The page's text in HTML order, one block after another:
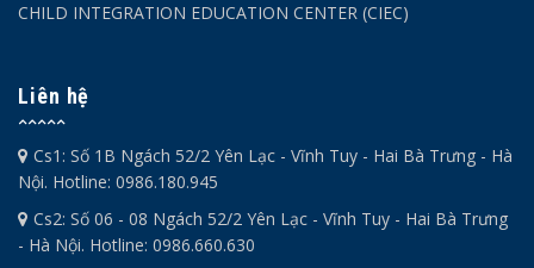
CHILD INTEGRATION EDUCATION CENTER (CIEC)
Liên hệ
Cs1: Số 1B Ngách 52/2 Yên Lạc - Vĩnh Tuy - Hai Bà Trưng - Hà
Nội. Hotline: 0986.180.945
Cs2: Số 06 - 08 Ngách 52/2 Yên Lạc - Vĩnh Tuy - Hai Bà Trưng
- Hà Nội. Hotline: 0986.660.630